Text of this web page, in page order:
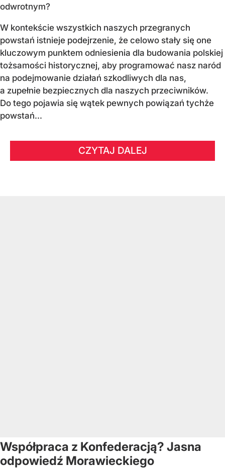
odwrotnym?
W kontekście wszystkich naszych przegranych
powstań istnieje podejrzenie, że celowo stały się one
kluczowym punktem odniesienia dla budowania polskiej
tożsamości historycznej, aby programować nasz naród
na podejmowanie działań szkodliwych dla nas,
a zupełnie bezpiecznych dla naszych przeciwników.
Do tego pojawia się wątek pewnych powiązań tychże
powstań...
CZYTAJ DALEJ
Współpraca z Konfederacją? Jasna
odpowiedź Morawieckiego